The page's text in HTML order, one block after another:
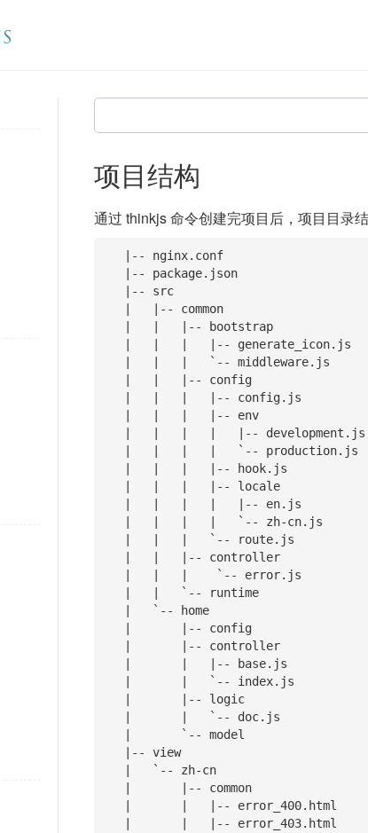
项目结构
通过 thinkjs 命令创建完项目后，项目目录